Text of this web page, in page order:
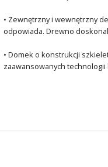
• Zewnętrzny i wewnętrzny
odpowiada. Drewno
• Domek o konstrukcji
zaawansowanych